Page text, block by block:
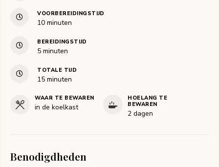
VOORBEREIDINGSTIJD
10minuten
minuten
BEREIDINGSTIJD
5minuten
minuten
TOTALE TIJD
15minuten
minuten
WAAR TE BEWAREN
in de koelkast
HOELANG TE
BEWAREN
2 dagen
Benodigdheden